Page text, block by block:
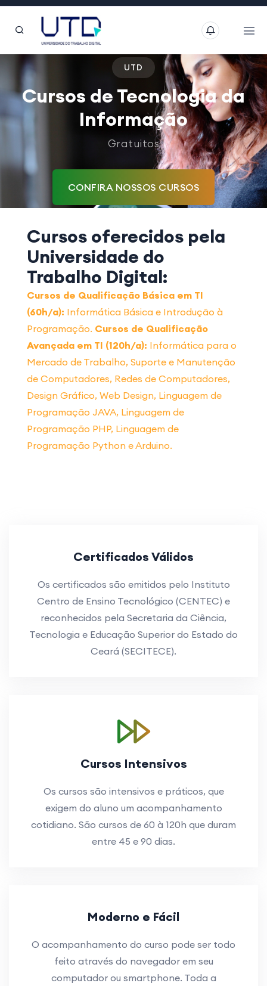
UTD
Cursos de Tecnologia da
Informação
Gratuitos
CONFIRA NOSSOS CURSOS
Cursos oferecidos pela
Universidade do
Trabalho Digital:
Cursos de Qualificação Básica em TI
(60h/a): Informática Básica e Introdução à
Programação. Cursos de Qualificação
Avançada em TI (120h/a): Informática para o
Mercado de Trabalho, Suporte e Manutenção
de Computadores, Redes de Computadores,
Design Gráfico, Web Design, Linguagem de
Programação JAVA, Linguagem de
Programação PHP, Linguagem de
Programação Python e Arduino.
Certificados Válidos
Os certificados são emitidos pelo Instituto
Centro de Ensino Tecnológico (CENTEC) e
reconhecidos pela Secretaria da Ciência,
Tecnologia e Educação Superior do Estado do
Ceará (SECITECE).
Cursos Intensivos
Os cursos são intensivos e práticos, que
exigem do aluno um acompanhamento
cotidiano. São cursos de 60 à 120h que duram
entre 45 e 90 dias.
Moderno e Fácil
O acompanhamento do curso pode ser todo
feito através do navegador em seu
computador ou smartphone. Toda a